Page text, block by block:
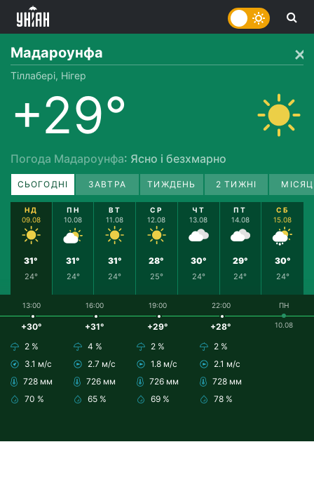
Мадароунфа
Тіллабері, Нігер
+29°
Погода Мадароунфа: Ясно і безхмарно
СЬОГОДНІ ЗАВТРА ТИЖДЕНЬ 2 ТИЖНІ
НД
09.08
31°
24°
ПН
10.08
31°
24°
ВТ
11.08
31°
24°
СР
12.08
28°
25°
ЧТ
13.08
30°
24°
ПТ
14.08
29°
24°
СБ
15.08
30°
24°
13:00
+30°
2 %
3.1 м/с
728 мм
70 %
16:00
+31°
4 %
2.7 м/с
726 мм
65 %
19:00
+29°
2 %
1.8 м/с
726 мм
69 %
22:00
+28°
2 %
2.1 м/с
728 мм
78 %
ПН
10.08